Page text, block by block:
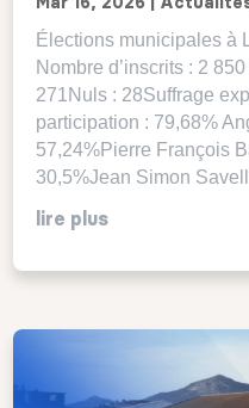
Mar 16, 2026
Élections municipales à
Nombre d’inscrits : 2
271Nuls : 28Suffrage
participation : 79,68%
57,24%Pierre François
30,5%Jean Simon
lire plus